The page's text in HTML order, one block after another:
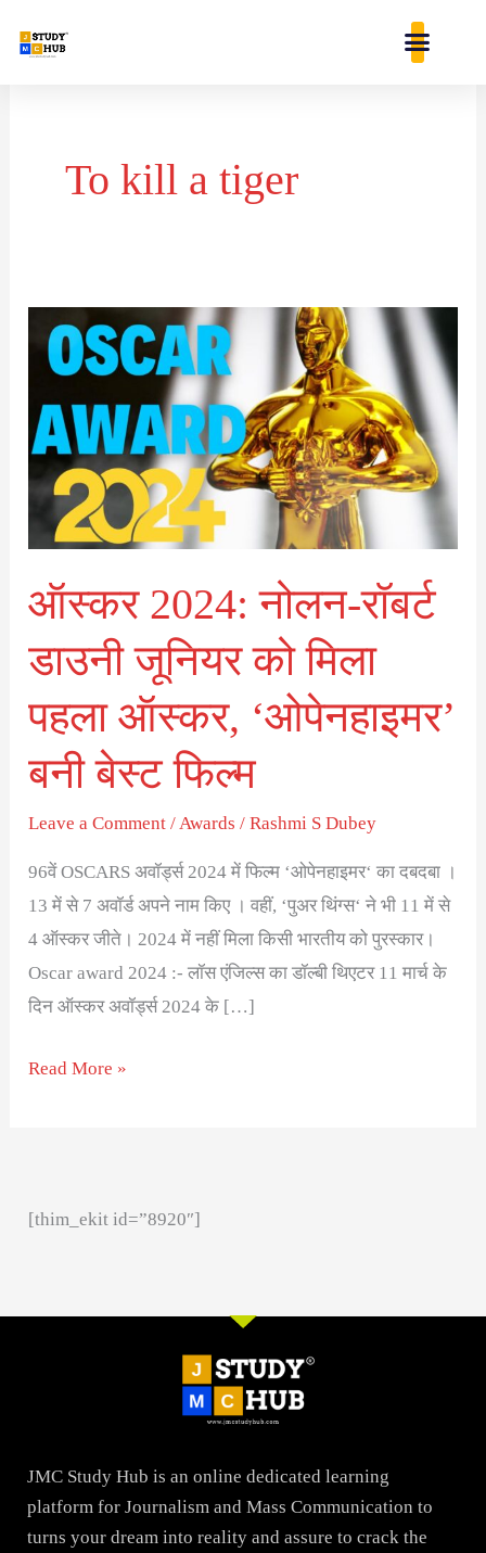
To kill a tiger
ऑस्कर 2024: नोलन-रॉबर्ट
डाउनी जूनियर को मिला
पहला ऑस्कर, ‘ओपेनहाइमर’
बनी बेस्ट फिल्म
Leave a Comment /Awards /Rashmi S Dubey
96वें OSCARS अवॉर्ड्स 2024 में फिल्म ‘ओपेनहाइमर‘ का दबदबा ।
13 में से 7 अवॉर्ड अपने नाम किए । वहीं, ‘पुअर थिंग्स‘ ने भी 11 में से
4 ऑस्कर जीते। 2024 में नहीं मिला किसी भारतीय को पुरस्कार।
Oscar award 2024 :- लॉस एंजिल्स का डॉल्बी थिएटर 11 मार्च के
दिन ऑस्कर अवॉर्ड्स 2024 के […]
ऑस्कर
2024:
रॉबर्ट
डाउनी
जूनियर
पहला
ऑस्कर,
‘ओपेनहाइमर’
बेस्ट
फिल्म
Read More »
[thim_ekit id=”8920″]
JMC Study Hub is an online dedicated learning
platform for Journalism and Mass Communication to
turns your dream into reality and assure to crack the